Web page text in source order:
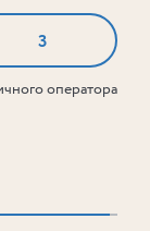
3
оператора